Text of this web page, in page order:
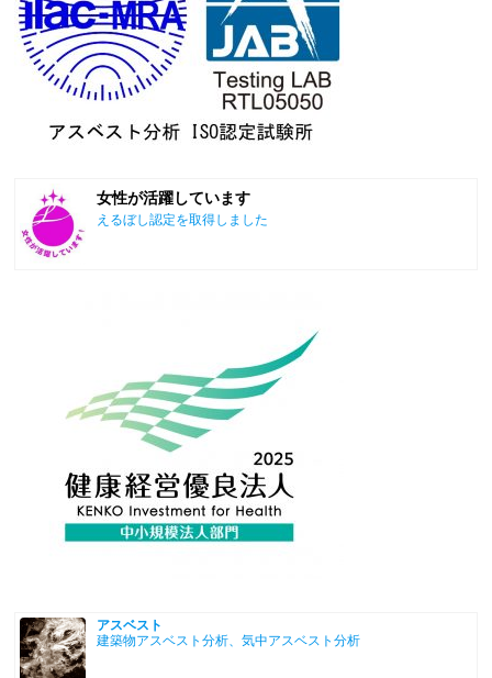
女性が活躍しています
えるぼし認定を取得しました
アスベスト
建築物アスベスト分析、気中アスベスト分析